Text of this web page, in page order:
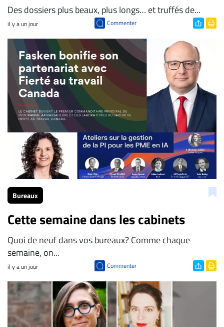
Des dossiers plus beaux, plus longs… et truffés de...
il y a un jour Commenter
Bureaux
Cette semaine dans les cabinets
Quoi de neuf dans vos bureaux? Comme chaque
semaine, on...
il y a un jour Commenter